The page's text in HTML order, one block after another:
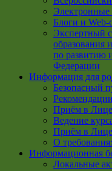
Электронные
Блоги и Web-
Экспертный
образования
по развитию
Федерации
Информация для
Безопасный
Рекомендации
Приём в
Ведение
Приём в
О
Информационная
Локальные